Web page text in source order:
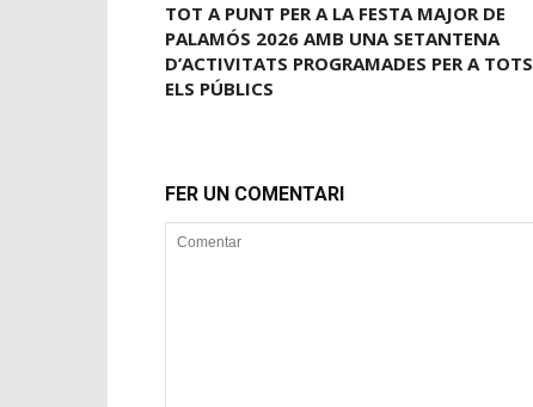
TOT A PUNT PER A LA FESTA MAJOR DE
PALAMÓS 2026 AMB UNA SETANTENA
D’ACTIVITATS PROGRAMADES PER A TOTS
ELS PÚBLICS
FER UN COMENTARI